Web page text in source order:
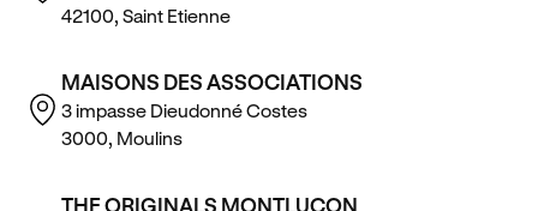
42100, Saint Etienne
MAISONS DES ASSOCIATIONS
3 impasse Dieudonné Costes
3000, Moulins
THE ORIGINALS MONTLUCON